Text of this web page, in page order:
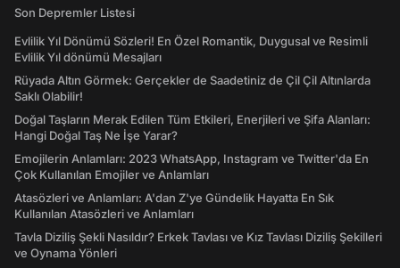
Son Depremler Listesi
Evlilik Yıl Dönümü Sözleri! En Özel Romantik, Duygusal ve Resimli
Evlilik Yıl dönümü Mesajları
Rüyada Altın Görmek: Gerçekler de Saadetiniz de Çil Çil Altınlarda
Saklı Olabilir!
Doğal Taşların Merak Edilen Tüm Etkileri, Enerjileri ve Şifa Alanları:
Hangi Doğal Taş Ne İşe Yarar?
Emojilerin Anlamları: 2023 WhatsApp, Instagram ve Twitter'da En
Çok Kullanılan Emojiler ve Anlamları
Atasözleri ve Anlamları: A'dan Z'ye Gündelik Hayatta En Sık
Kullanılan Atasözleri ve Anlamları
Tavla Diziliş Şekli Nasıldır? Erkek Tavlası ve Kız Tavlası Diziliş Şekilleri
ve Oynama Yönleri